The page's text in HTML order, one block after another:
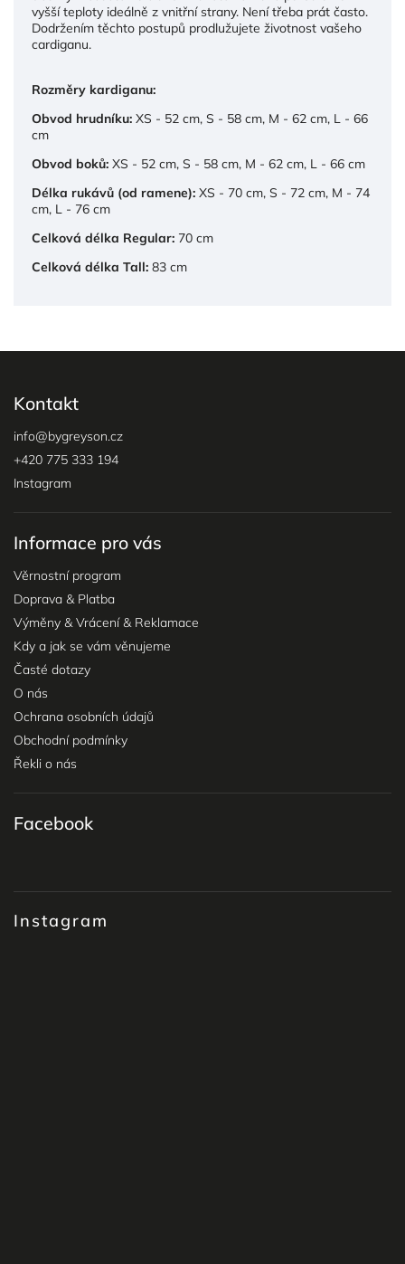
vyšší teploty ideálně z vnitřní strany. Není třeba prát často.
Dodržením těchto postupů prodlužujete životnost vašeho
cardiganu.
Rozměry kardiganu:
Obvod hrudníku: XS - 52 cm, S - 58 cm, M - 62 cm, L - 66
cm
Obvod boků: XS - 52 cm, S - 58 cm, M - 62 cm, L - 66 cm
Délka rukávů (od ramene): XS - 70 cm, S - 72 cm, M - 74
cm, L - 76 cm
Celková délka Regular: 70 cm
Celková délka Tall: 83 cm
Kontakt
info@bygreyson.cz
+420 775 333 194
Instagram
Informace pro vás
Věrnostní program
Doprava & Platba
Výměny & Vrácení & Reklamace
Kdy a jak se vám věnujeme
Časté dotazy
O nás
Ochrana osobních údajů
Obchodní podmínky
Řekli o nás
Instagram
Facebook